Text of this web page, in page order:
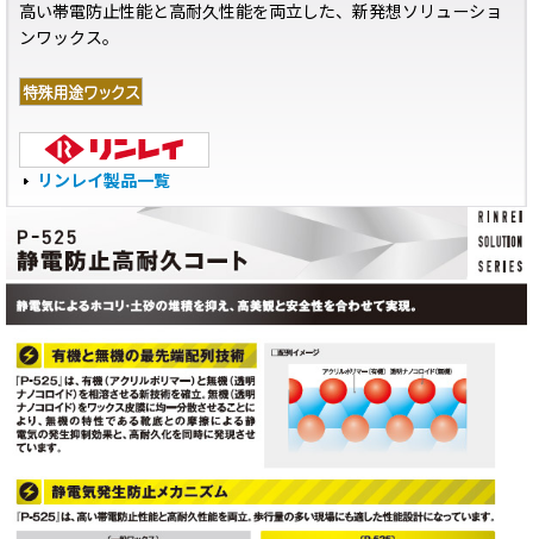
高い帯電防止性能と高耐久性能を両立した、新発想ソリューショ
ンワックス。
リンレイ製品一覧